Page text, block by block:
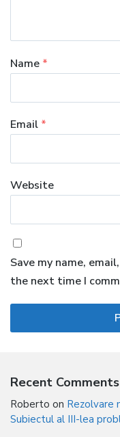
Name *
Email *
Website
Save my name,
the next time I
Recent Comments
Roberto on Rezolvare
Subiectul al III-lea